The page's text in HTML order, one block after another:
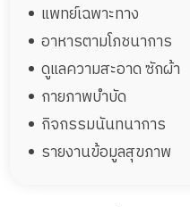
แพทย์เฉพาะทาง
อาหารตามโภชนาการ
ดูแลความสะอาด ซักผ้า
กายภาพบำบัด
กิจกรรมนันทนาการ
รายงานข้อมูลสุขภาพ